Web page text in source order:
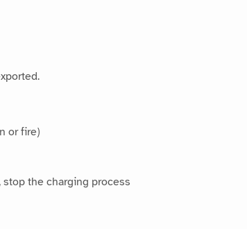
or fire)
the charging process